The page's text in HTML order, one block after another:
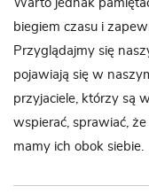
Warto jednak
biegiem czasu i
Przyglądajmy się
pojawiają się w
przyjaciele, którzy są
wspierać, sprawiać,
mamy ich obok siebie.